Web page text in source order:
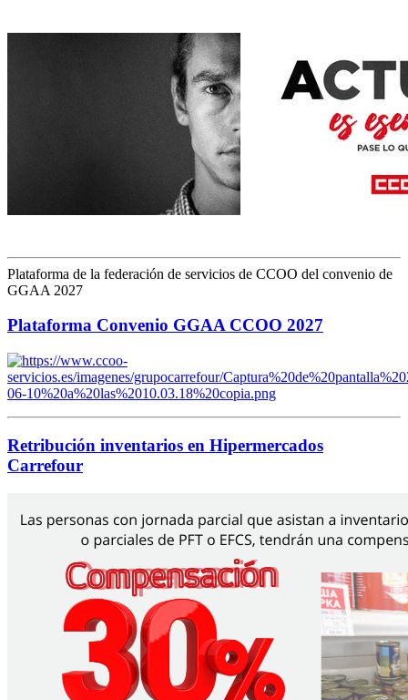
Plataforma de la federación de servicios de CCOO del convenio de
GGAA 2027
Plataforma Convenio GGAA CCOO 2027
Retribución inventarios en Hipermercados
Carrefour